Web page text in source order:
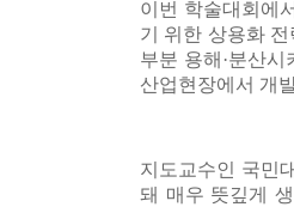
이번 학술대회에
기 위한 상용화
부분 용해·분산
산업현장에서 개
지도교수인 국민
돼 매우 뜻깊게